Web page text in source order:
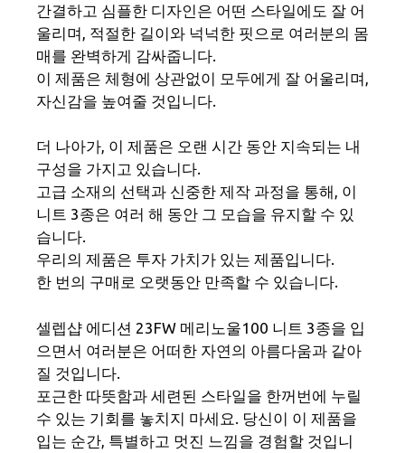
간결하고 심플한 디자인은 어떤 스타일에도 잘 어
울리며, 적절한 길이와 넉넉한 핏으로 여러분의 몸
매를 완벽하게 감싸줍니다.
이 제품은 체형에 상관없이 모두에게 잘 어울리며,
자신감을 높여줄 것입니다.
더 나아가, 이 제품은 오랜 시간 동안 지속되는 내
구성을 가지고 있습니다.
고급 소재의 선택과 신중한 제작 과정을 통해, 이
니트 3종은 여러 해 동안 그 모습을 유지할 수 있
습니다.
우리의 제품은 투자 가치가 있는 제품입니다.
한 번의 구매로 오랫동안 만족할 수 있습니다.
셀렙샵 에디션 23FW 메리노울100 니트 3종을 입
으면서 여러분은 어떠한 자연의 아름다움과 같아
질 것입니다.
포근한 따뜻함과 세련된 스타일을 한꺼번에 누릴
수 있는 기회를 놓치지 마세요. 당신이 이 제품을
입는 순간, 특별하고 멋진 느낌을 경험할 것입니